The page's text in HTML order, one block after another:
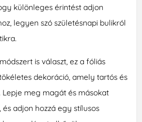
különleges érintést adjon
legyen szó születésnapi bulikról
is választ, ez a fóliás
dekoráció, amely tartós és
meg magát és másokat
adjon hozzá egy stílusos